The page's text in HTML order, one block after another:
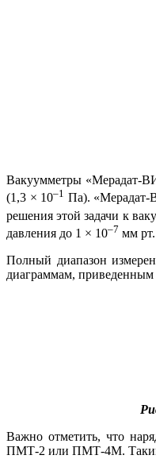
Вакуумметры «Мерадат-
(1,3 × 10–1 Па). «Ме­ра­дат-
решения этой задачи к
давления до 1 × 10–7 мм
Полный диапазон
диаграммам, приведенным
Важно отметить, что
ПМТ-2 или ПМТ-4М. Таким